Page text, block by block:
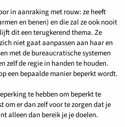
in aanraking met rouw: ze heeft
en benen) en die zal ze ook nooit
dit een terugkerend thema. Ze
niet gaat aanpassen aan haar en
met de bureaucratische systemen
zelf de regie in handen te houden.
een bepaalde manier beperkt wordt.
te hebben om beperkt te
om er dan zelf voor te zorgen dat je
alleen dan bereik je je doelen.